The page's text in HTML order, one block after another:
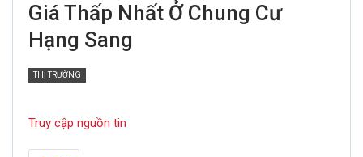
Giá Thấp Nhất Ở Chung Cư
Hạng Sang
THỊ TRƯỜNG
Truy cập nguồn tin